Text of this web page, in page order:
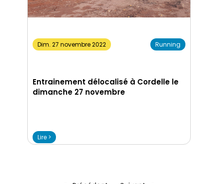
Dim. 27 novembre 2022 Running
Entrainement délocalisé à Cordelle le
dimanche 27 novembre
Lire >